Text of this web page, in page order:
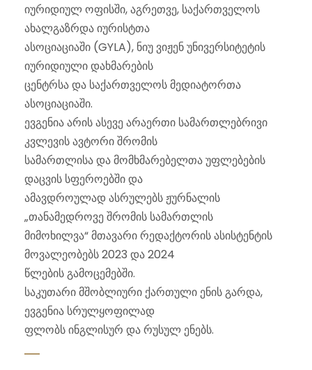
იურიდიულ ოფისში, აგრეთვე, საქართველოს
ახალგაზრდა იურისტთა
ასოციაციაში (GYLA), ნიუ ვიჟენ უნივერსიტეტის
იურიდიული დახმარების
ცენტრსა და საქართველოს მედიატორთა
ასოციაციაში.
ევგენია არის ასევე არაერთი სამართლებრივი
კვლევის ავტორი შრომის
სამართლისა და მომხმარებელთა უფლებების
დაცვის სფეროებში და
ამავდროულად ასრულებს ჟურნალის
„თანამედროვე შრომის სამართლის
მიმოხილვა“ მთავარი რედაქტორის ასისტენტის
მოვალეობებს 2023 და 2024
წლების გამოცემებში.
საკუთარი მშობლიური ქართული ენის გარდა,
ევგენია სრულყოფილად
ფლობს ინგლისურ და რუსულ ენებს.